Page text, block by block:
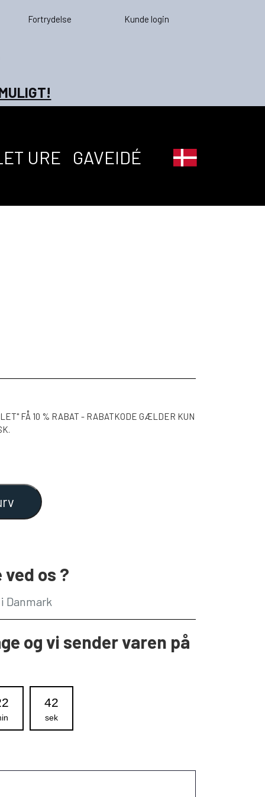
Fortrydelse Kunde login
URE GAVEIDÉ
FÅ 10 % RABAT - RABATKODE GÆLDER KUN
os ?
Danmark
og vi sender varen på
42
sek